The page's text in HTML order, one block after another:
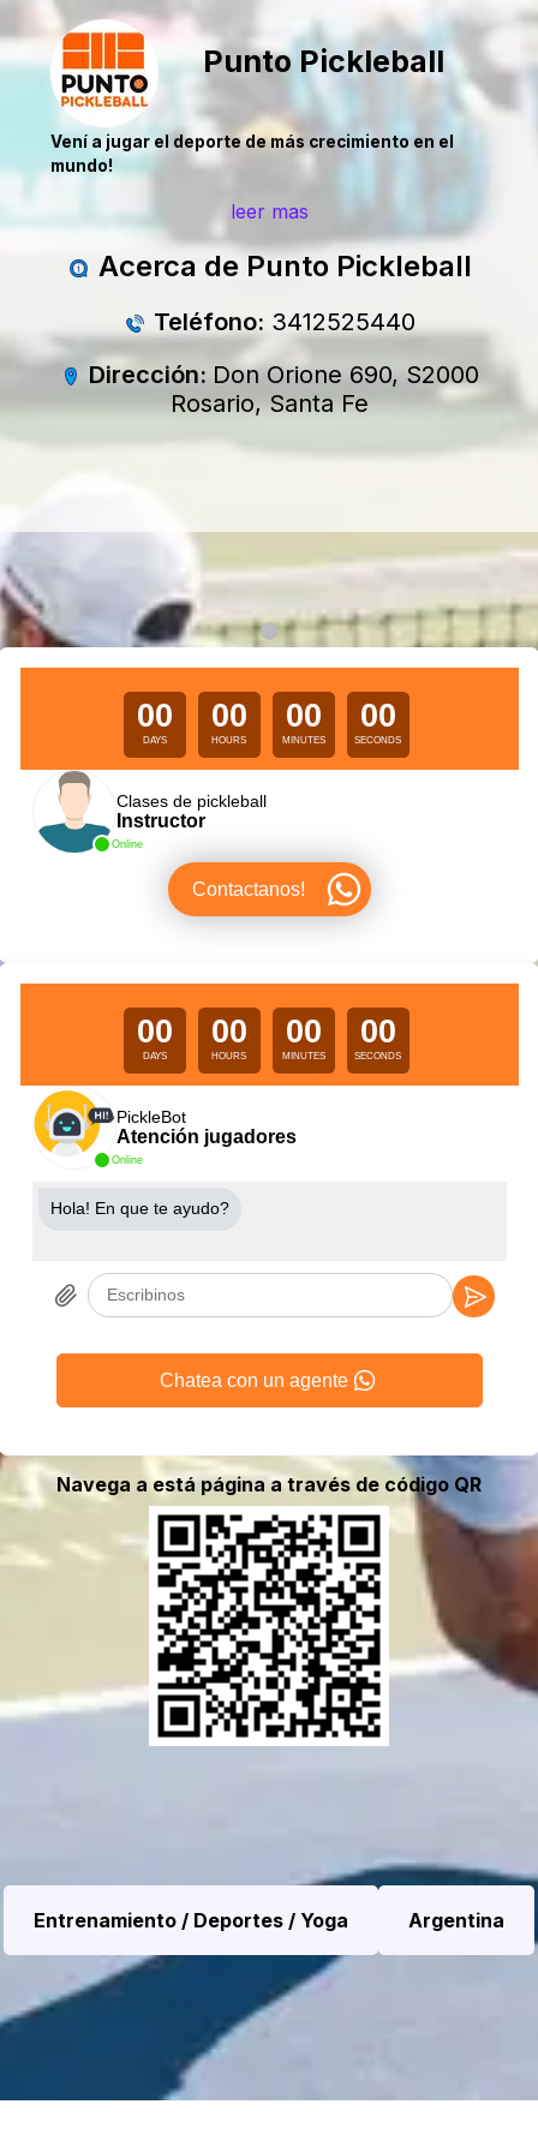
Punto Pickleball
Vení a jugar el deporte de más crecimiento en el
mundo!
leer mas
Acerca de Punto Pickleball
Teléfono: 3412525440
Dirección: Don Orione 690, S2000
Rosario, Santa Fe
00
DAYS
00
HOURS
00
MINUTES
00
SECONDS
Online
Clases de pickleball
Instructor
Contactanos!
00
DAYS
00
HOURS
00
MINUTES
00
SECONDS
Online
PickleBot
Atención jugadores
Hola! En que te ayudo?
Chatea con un agente
Navega a está página a través de código QR
Entrenamiento / Deportes / Yoga Argentina